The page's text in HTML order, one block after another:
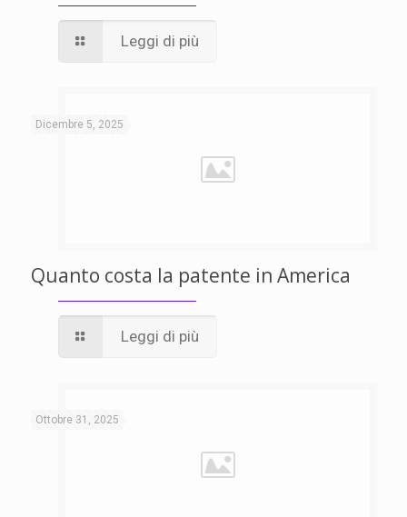
Leggi di più
Dicembre 5, 2025
Quanto costa la patente in America
Leggi di più
Ottobre 31, 2025